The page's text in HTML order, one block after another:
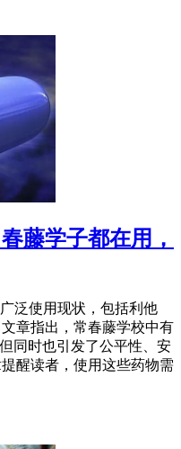
藤学子都在用，
泛使用现状，包括利他
章指出，常春藤学校中有
同时也引发了公平性、安
醒读者，使用这些药物需